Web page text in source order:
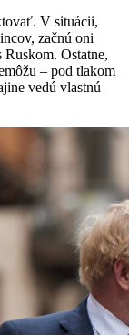
V situácii,
začnú oni
Ostatne,
– pod tlakom
vedú vlastnú